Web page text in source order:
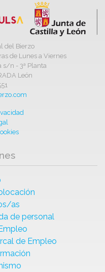
del Bierzo
de Lunes a Viernes
s/n - 3ª Planta
León
as
de personal
de Empleo